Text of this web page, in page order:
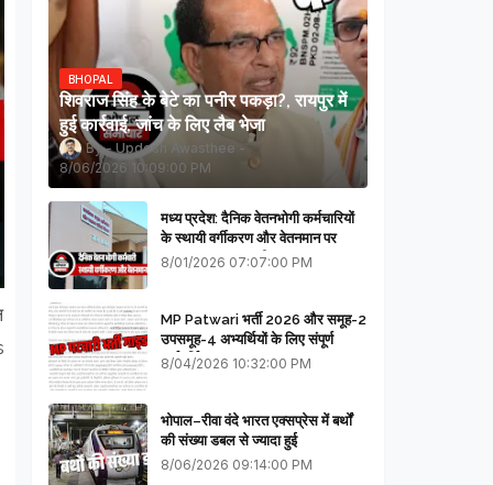
BHOPAL
शिवराज सिंह के बेटे का पनीर पकड़ा?, रायपुर में
हुई कार्रवाई, जांच के लिए लैब भेजा
Updesh Awasthee
8/06/2026 10:09:00 PM
मध्य प्रदेश: दैनिक वेतनभोगी कर्मचारियों
के स्थायी वर्गीकरण और वेतनमान पर
सरकार का बड़ा स्पष्टीकरण
8/01/2026 07:07:00 PM
MP Patwari भर्ती 2026 और समूह-2
उपसमूह-4 अभ्यर्थियों के लिए संपूर्ण
मार्गदर्शिका
8/04/2026 10:32:00 PM
भोपाल–रीवा वंदे भारत एक्सप्रेस में बर्थों
की संख्या डबल से ज्यादा हुई
8/06/2026 09:14:00 PM